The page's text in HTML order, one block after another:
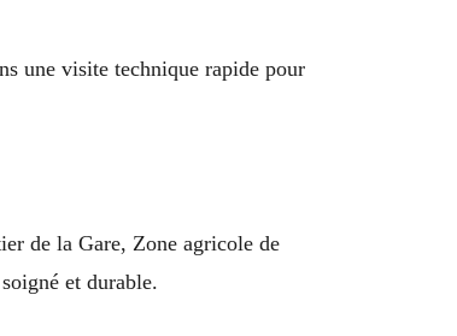
une visite technique rapide pour
de la Gare, Zone agricole de
et durable.